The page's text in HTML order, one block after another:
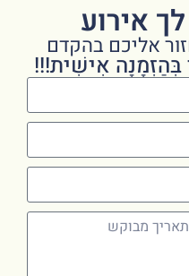
אירוע
אליכם בהקדם
בְּהַזְמָנָה אִישִׁית!!!